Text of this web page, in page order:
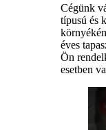
Cégünk
típusú és
éves
Ön
esetben